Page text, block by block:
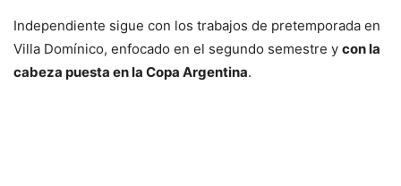
Independiente sigue con los trabajos de pretemporada en
Villa Domínico, enfocado en el segundo semestre y con la
cabeza puesta en la Copa Argentina.